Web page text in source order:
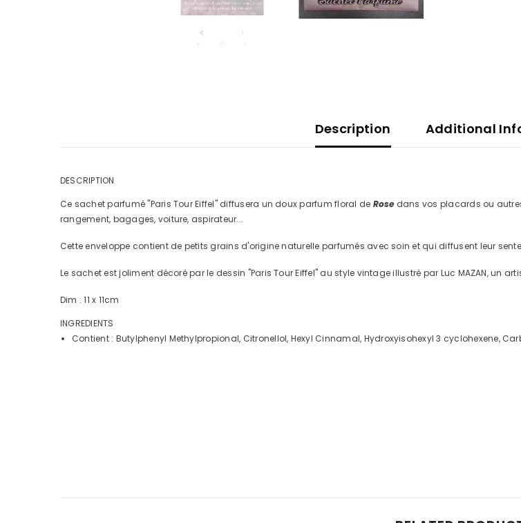
Description Additional
DESCRIPTION
Ce sachet parfumé "Paris Tour Eiffel" diffusera un doux parfum floral de Rose dans vos placards ou
rangement, bagages, voiture, aspirateur...
Cette enveloppe contient de petits grains d'origine naturelle parfumés avec soin et qui diffusent leur
Le sachet est joliment décoré par le dessin "Paris Tour Eiffel" au style vintage illustré par Luc MAZAN, un
Dim : 11 x 11cm
INGREDIENTS
Contient : Butylphenyl Methylpropional, Citronellol, Hexyl Cinnamal, Hydroxyisohexyl 3 cyclohexene,